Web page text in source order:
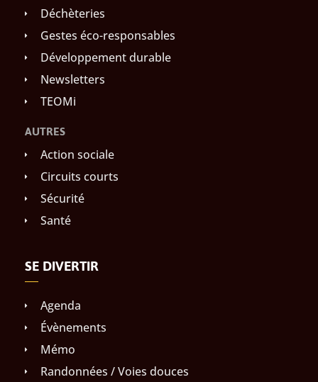
Déchèteries
Gestes éco-responsables
Développement durable
Newsletters
TEOMi
AUTRES
Action sociale
Circuits courts
Sécurité
Santé
SE DIVERTIR
Agenda
Évènements
Mémo
Randonnées / Voies douces